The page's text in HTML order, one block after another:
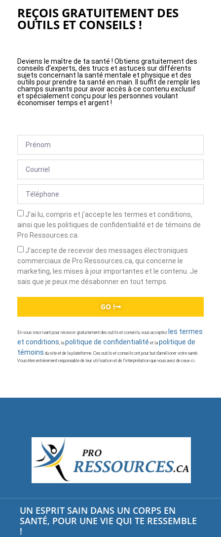
REÇOIS GRATUITEMENT DES
OUTILS ET CONSEILS !
Deviens le maître de ta santé ! Obtiens gratuitement des
conseils d'experts, des trucs et astuces sur différents
sujets concernant la santé mentale et physique et des
outils pour prendre ta santé en main. Il suffit de remplir les
champs suivants pour avoir accès à ce contenu exclusif
et spécialement conçu pour les personnes voulant
économiser temps et argent !
J'ai lu, compris et j'accepte les termes et conditions,
ainsi que les politiques de confidentialité et de témoins de
Pro Ressources.ca.
J'accepte de recevoir des messages électroniques
commerciaux de Pro Ressources.ca, qui concerne le
marketing, les mises à jour importantes et le contenu. Je
sais que je peux me désabonner en tout temps.
GO !
En vous inscrivant pour recevoir gratuitement des outils et conseils, vous acceptez les termes
et conditions, la politique de confidentialité et la politique de
témoins du site et de la plateforme. Ces outils et conseils ont pour but d’améliorer votre santé.
Vous êtes entièrement responsable de leur utilisation et de l’interprétation que vous avez de ceux-ci.
UN ESPRIT SAIN DANS UN CORPS EN
SANTÉ, POUR UNE VIE QUI TE RESSEMBLE
!